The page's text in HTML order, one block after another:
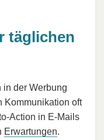
täglichen
in der Werbung
Kommunikation oft
Action in E-Mails
Erwartungen.